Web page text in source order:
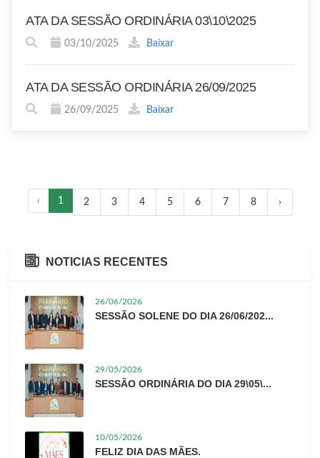
ATA DA SESSÃO ORDINÁRIA 03\10\2025
03/10/2025 Baixar
ATA DA SESSÃO ORDINÁRIA 26/09/2025
26/09/2025 Baixar
‹ 1 2 3 4 5 6 7 8 ›
NOTICIAS RECENTES
26/06/2026
SESSÃO SOLENE DO DIA 26/06/202...
29/05/2026
SESSÃO ORDINÁRIA DO DIA 29\05\...
10/05/2026
FELIZ DIA DAS MÃES.